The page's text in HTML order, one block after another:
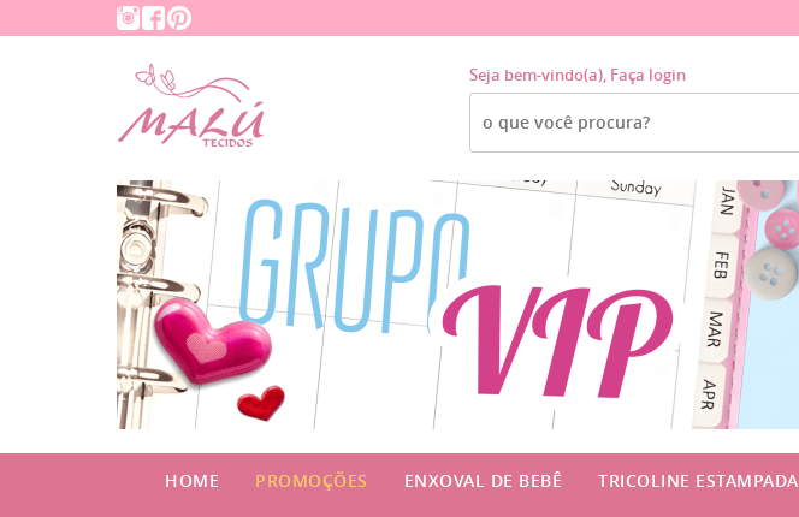
Seja bem-vindo(a), Faça login
HOME PROMOÇÕES ENXOVAL DE BEBÊ TRICOLINE ESTAMPADA